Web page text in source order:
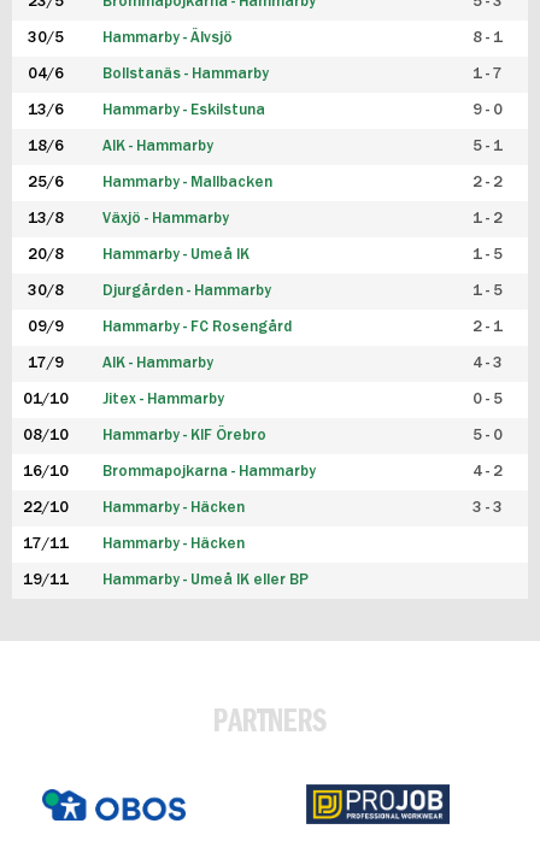
30/5 Hammarby - Älvsjö 8 - 1
04/6 Bollstanäs - Hammarby 1 - 7
13/6 Hammarby - Eskilstuna 9 - 0
18/6 AIK - Hammarby 5 - 1
25/6 Hammarby - Mallbacken 2 - 2
13/8 Växjö - Hammarby 1 - 2
20/8 Hammarby - Umeå IK 1 - 5
30/8 Djurgården - Hammarby 1 - 5
09/9 Hammarby - FC Rosengård 2 - 1
17/9 AIK - Hammarby 4 - 3
01/10 Jitex - Hammarby 0 - 5
08/10 Hammarby - KIF Örebro 5 - 0
16/10 Brommapojkarna - Hammarby 4 - 2
22/10 Hammarby - Häcken 3 - 3
17/11 Hammarby - Häcken
19/11 Hammarby - Umeå IK eller BP
PARTNERS